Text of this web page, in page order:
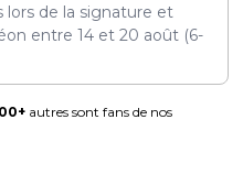
lors de la signature et
entre 14 et 20 août (6-
autres sont fans de nos